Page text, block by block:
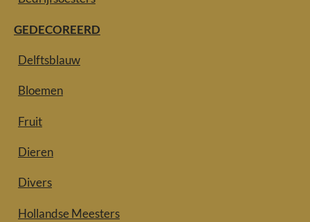
GEDECOREERD
Delftsblauw
Bloemen
Fruit
Dieren
Divers
Hollandse Meesters